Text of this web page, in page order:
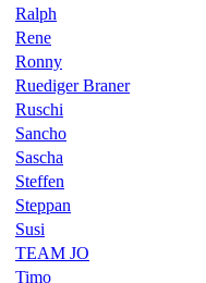
Ralph
Rene
Ronny
Ruediger Braner
Ruschi
Sancho
Sascha
Steffen
Steppan
Susi
TEAM JO
Timo